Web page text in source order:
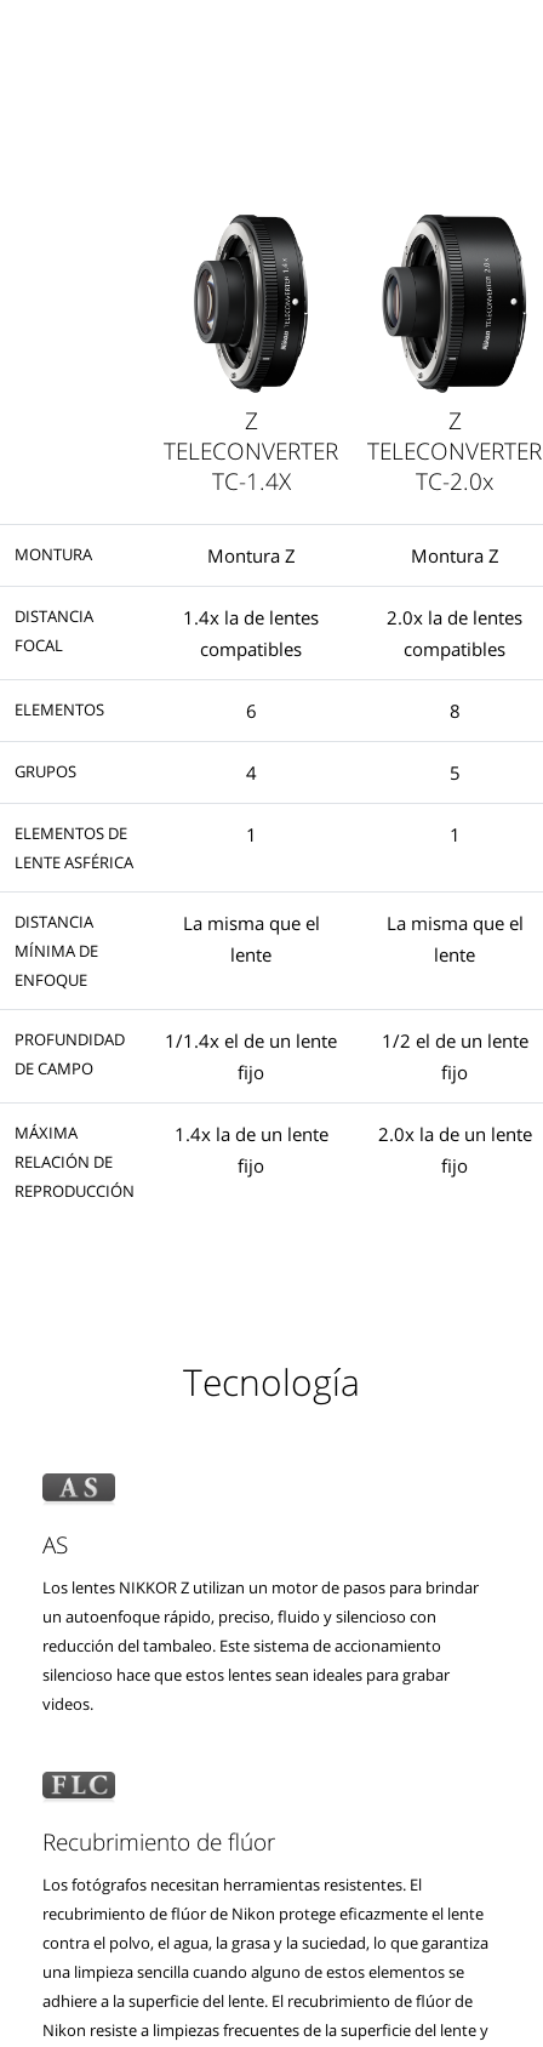
Z
TELECONVERTER
TC-1.4X
Z
TELECONVERTER
TC-2.0x
MONTURA Montura Z Montura Z
DISTANCIA
FOCAL
1.4x la de lentes
compatibles
2.0x la de lentes
compatibles
ELEMENTOS 6 8
GRUPOS 4 5
ELEMENTOS DE
LENTE ASFÉRICA
1 1
DISTANCIA
MÍNIMA DE
ENFOQUE
La misma que el
lente
La misma que el
lente
PROFUNDIDAD
DE CAMPO
1/1.4x el de un lente
fijo
1/2 el de un lente
fijo
MÁXIMA
RELACIÓN DE
REPRODUCCIÓN
1.4x la de un lente
fijo
2.0x la de un lente
fijo
Tecnología
AS
Los lentes NIKKOR Z utilizan un motor de pasos para brindar
un autoenfoque rápido, preciso, fluido y silencioso con
reducción del tambaleo. Este sistema de accionamiento
silencioso hace que estos lentes sean ideales para grabar
videos.
Recubrimiento de flúor
Los fotógrafos necesitan herramientas resistentes. El
recubrimiento de flúor de Nikon protege eficazmente el lente
contra el polvo, el agua, la grasa y la suciedad, lo que garantiza
una limpieza sencilla cuando alguno de estos elementos se
adhiere a la superficie del lente. El recubrimiento de flúor de
Nikon resiste a limpiezas frecuentes de la superficie del lente y